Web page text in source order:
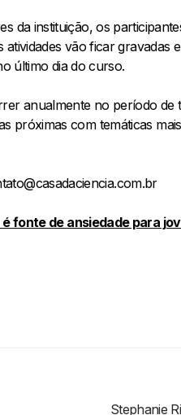
da instituição, os
vão ficar gravadas
último dia do curso.
anualmente no período de
próximas com temáticas
fonte de ansiedade para
Stephanie